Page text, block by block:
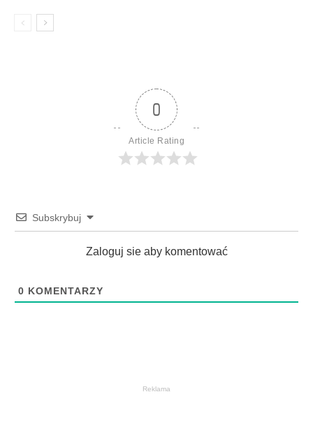
0
Article Rating
Subskrybuj
Zaloguj sie aby komentować
0 KOMENTARZY
Reklama